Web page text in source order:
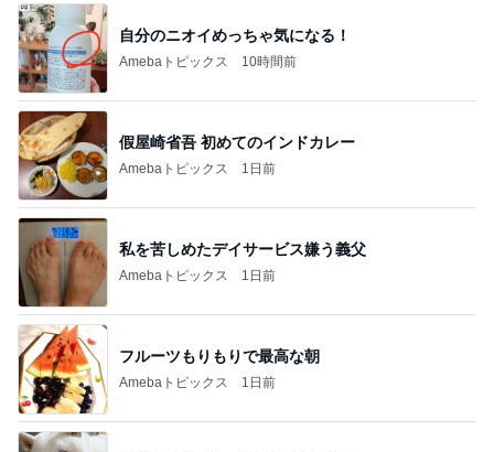
自分のニオイめっちゃ気になる！
Amebaトピックス 10時間前
假屋崎省吾 初めてのインドカレー
Amebaトピックス 1日前
私を苦しめたデイサービス嫌う義父
Amebaトピックス 1日前
フルーツもりもりで最高な朝
Amebaトピックス 1日前